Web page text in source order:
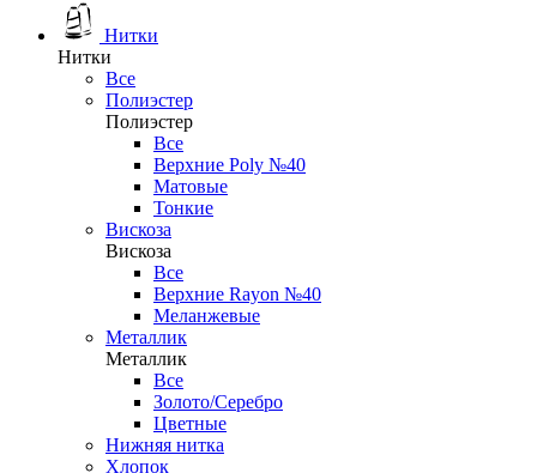
Нитки
Нитки
Все
Полиэстер
Полиэстер
Все
Верхние Poly №40
Матовые
Тонкие
Вискоза
Вискоза
Все
Верхние Rayon №40
Меланжевые
Металлик
Металлик
Все
Золото/Серебро
Цветные
Нижняя нитка
Хлопок